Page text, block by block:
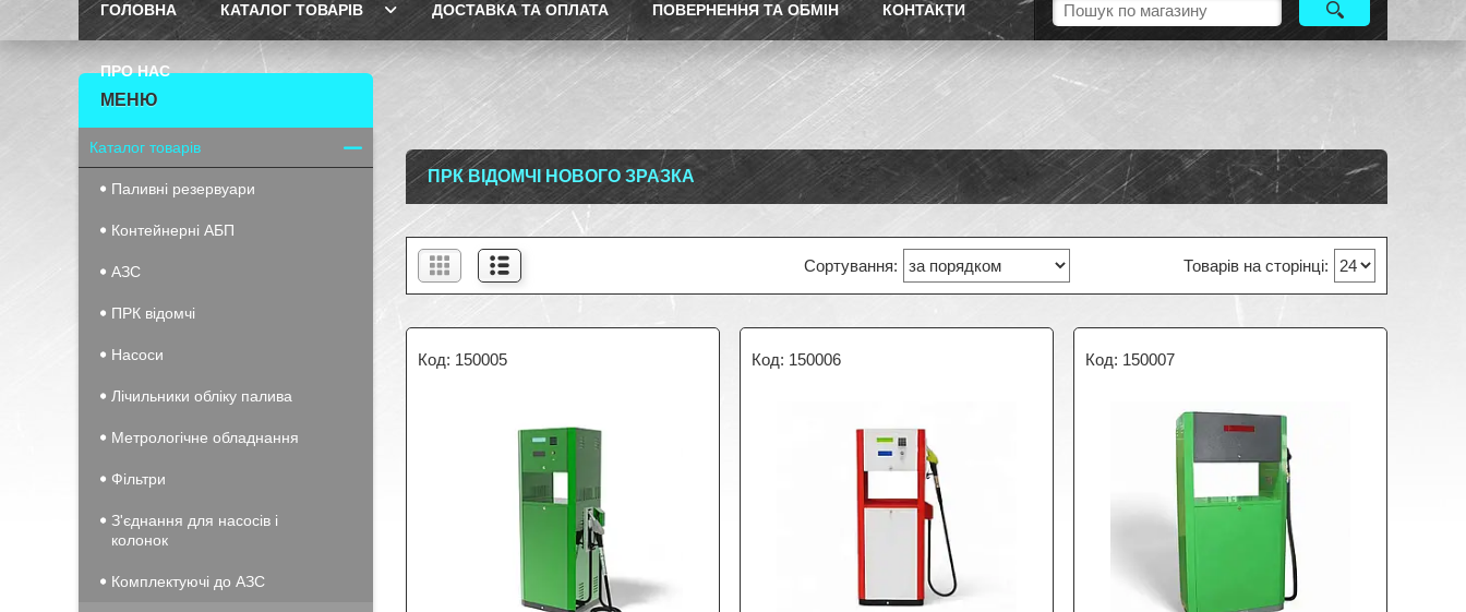
ГОЛОВНА КАТАЛОГ ТОВАРІВ ДОСТАВКА ТА ОПЛАТА ПОВЕРНЕННЯ ТА ОБМІН КОНТАКТИ
ПРО НАС
ПРК ВІДОМЧІ НОВОГО ЗРАЗКА
150005 150006 150007
Каталог товарів
Паливні резервуари
Контейнерні АБП
АЗС
ПРК відомчі
Насоси
Лічильники обліку палива
Метрологічне обладнання
Фільтри
З'єднання для насосів і
колонок
Комплектуючі до АЗС